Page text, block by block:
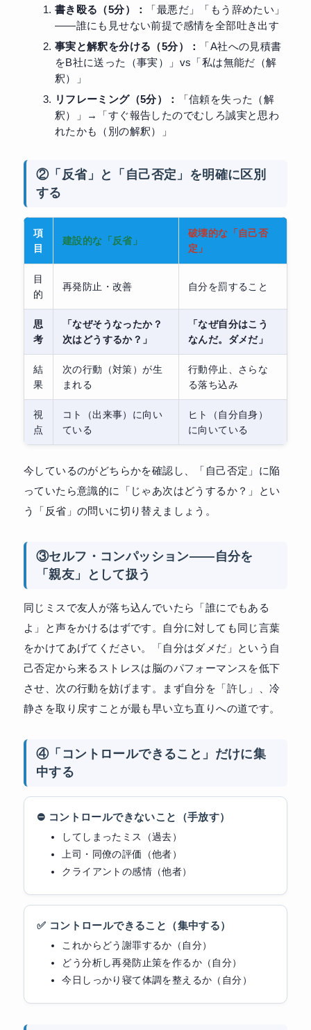
書き殴る（5分）：
「最悪だ」「もう辞めたい」
——誰にも見せない前提で感情を全部吐き出す
事実と解釈を分ける（5分）：
「A社への見積書
をB社に送った（事実）」vs「私は無能だ（解
釈）」
リフレーミング（5分）：
「信頼を失った（解
釈）」→「すぐ報告したのでむしろ誠実と思わ
れたかも（別の解釈）」
②「反省」と「自己否定」を明確に区別
する
項
目
建設的な「反省」
破壊的な「自己否
定」
目
的
再発防止・改善 自分を罰すること
思
考
「なぜそうなったか？
次はどうするか？」
「なぜ自分はこう
なんだ。ダメだ」
結
果
次の行動（対策）が生
まれる
行動停止、さらな
る落ち込み
視
点
コト（出来事）に向い
ている
ヒト（自分自身）
に向いている
今しているのがどちらかを確認し、「自己否定」に陥
っていたら意識的に「じゃあ次はどうするか？」とい
う「反省」の問いに切り替えましょう。
③セルフ・コンパッション——自分を
「親友」として扱う
同じミスで友人が落ち込んでいたら「誰にでもある
よ」と声をかけるはずです。自分に対しても同じ言葉
をかけてあげてください。「自分はダメだ」という自
己否定から来るストレスは脳のパフォーマンスを低下
させ、次の行動を妨げます。まず自分を「許し」、冷
静さを取り戻すことが最も早い立ち直りへの道です。
④「コントロールできること」だけに集
中する
⛔ コントロールできないこと（手放す）
してしまったミス（過去）
上司・同僚の評価（他者）
クライアントの感情（他者）
✅ コントロールできること（集中する）
これからどう謝罪するか（自分）
どう分析し再発防止策を作るか（自分）
今日しっかり寝て体調を整えるか（自分）